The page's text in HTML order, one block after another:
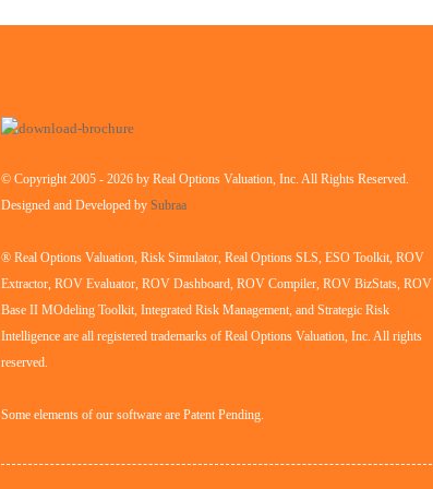
© Copyright 2005 - 2026 by Real Options Valuation, Inc. All Rights Reserved.
Designed and Developed by Subraa
® Real Options Valuation, Risk Simulator, Real Options SLS, ESO Toolkit, ROV
Extractor, ROV Evaluator, ROV Dashboard, ROV Compiler, ROV BizStats, ROV
Base II MOdeling Toolkit, Integrated Risk Management, and Strategic Risk
Intelligence are all registered trademarks of Real Options Valuation, Inc. All rights
reserved.
Some elements of our software are Patent Pending.